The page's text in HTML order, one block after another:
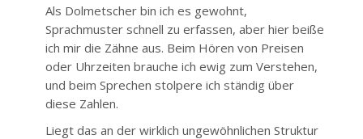
Als Dolmetscher bin ich es gewohnt,
Sprachmuster schnell zu erfassen, aber hier beiße
ich mir die Zähne aus. Beim Hören von Preisen
oder Uhrzeiten brauche ich ewig zum Verstehen,
und beim Sprechen stolpere ich ständig über
diese Zahlen.
Liegt das an der wirklich ungewöhnlichen Struktur